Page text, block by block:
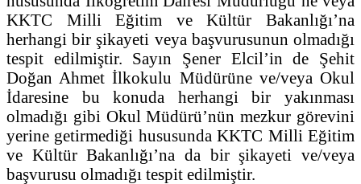
KKTC Milli Eğitim ve Kültür Bakanlığı’na
herhangi bir şikayeti veya başvurusunun olmadığı
tespit edilmiştir. Sayın Şener Elcil’in de Şehit
Doğan Ahmet İlkokulu Müdürüne ve/veya Okul
İdaresine bu konuda herhangi bir yakınması
olmadığı gibi Okul Müdürü’nün mezkur görevini
yerine getirmediği hususunda KKTC Milli Eğitim
ve Kültür Bakanlığı’na da bir şikayeti ve/veya
başvurusu olmadığı tespit edilmiştir.